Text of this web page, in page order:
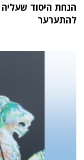
הנחת היסוד שעליה
להתערער